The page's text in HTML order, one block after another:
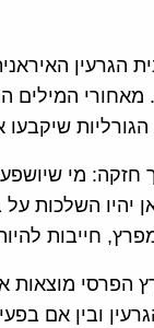
הגרעין
מאחורי
שיקבעו
חזקה: מי
השלכות על
חייבות
הפרסי מוצאות
ובין אם